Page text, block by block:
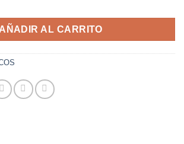
AÑADIR AL CARRITO